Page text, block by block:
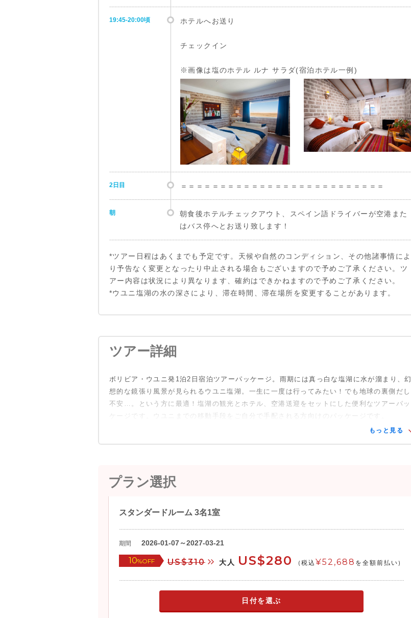
19:45-20:00頃 ホテルへお送り
チェックイン
※画像は塩のホテル ルナ サラダ(宿泊ホテル一例)
2日目 ＝＝＝＝＝＝＝＝＝＝＝＝＝＝＝＝＝＝＝＝＝＝＝＝＝＝
朝
朝食後ホテルチェックアウト、スペイン語ドライバーが空港また
はバス停へとお送り致します！
*ツアー日程はあくまでも予定です。天候や自然のコンディション、その他諸事情によ
り予告なく変更となったり中止される場合もございますので予めご了承ください。ツ
アー内容は状況により異なります、確約はできかねますので予めご了承ください。
*ウユニ塩湖の水の深さにより、滞在時間、滞在場所を変更することがあります。
ツアー詳細
ボリビア・ウユニ発1泊2日宿泊ツアーパッケージ。雨期には真っ白な塩湖に水が溜まり、幻
想的な鏡張り風景が見られるウユニ塩湖。一生に一度は行ってみたい！でも地球の裏側だし
不安…。という方に最適！塩湖の観光とホテル、空港送迎をセットにした便利なツアーパッ
ケージです。ウユニまでの移動手段をご自分で手配される方向けのパッケージです。
もっと見る
プラン選択
スタンダードルーム 3名1室
期間 2026-01-07～2027-03-21
10%OFF US$310 大人 US$280 (税込 ¥52,688 を全額前払い)
日付を選ぶ